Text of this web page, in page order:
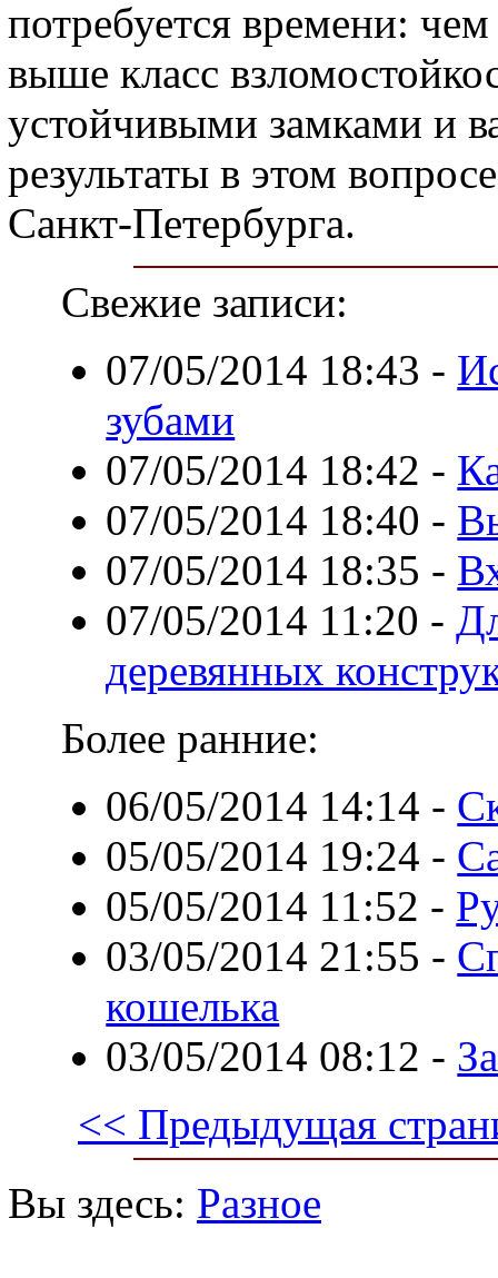
потребуется времени:
выше класс
устойчивыми замками и
результаты в этом
Санкт-Петербурга.
Свежие записи:
07/05/2014 18:43 -
зубами
07/05/2014 18:42 -
07/05/2014 18:40 -
07/05/2014 18:35 -
07/05/2014 11:20 -
деревянных
Более ранние:
06/05/2014 14:14 -
05/05/2014 19:24 -
05/05/2014 11:52 -
03/05/2014 21:55 -
кошелька
03/05/2014 08:12 -
<< Предыдущая
Вы здесь: Разное